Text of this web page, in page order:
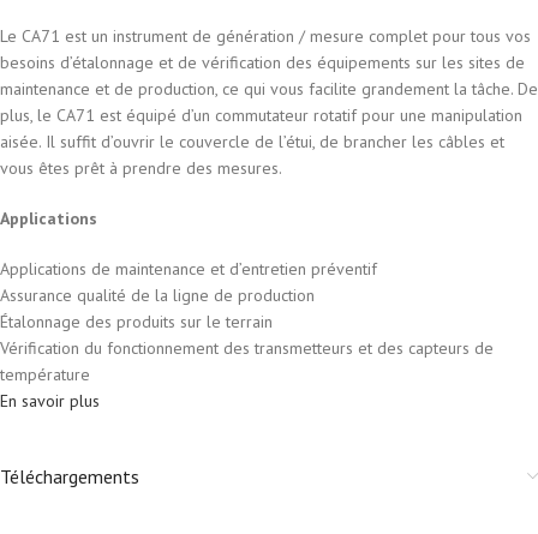
Le CA71 est un instrument de génération / mesure complet pour tous vos
besoins d’étalonnage et de vérification des équipements sur les sites de
maintenance et de production, ce qui vous facilite grandement la tâche. De
plus, le CA71 est équipé d’un commutateur rotatif pour une manipulation
aisée. Il suffit d’ouvrir le couvercle de l’étui, de brancher les câbles et
vous êtes prêt à prendre des mesures.
Applications
Applications de maintenance et d’entretien préventif
Assurance qualité de la ligne de production
Étalonnage des produits sur le terrain
Vérification du fonctionnement des transmetteurs et des capteurs de
température
En savoir plus
Téléchargements